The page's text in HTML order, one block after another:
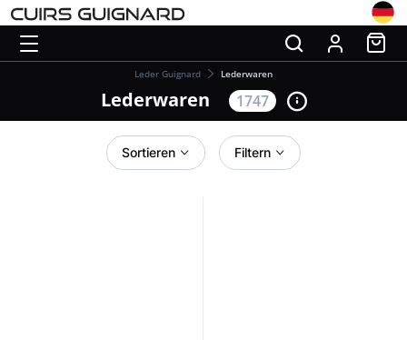
Leder Guignard Lederwaren
Lederwaren 1747
Sortieren Filtern